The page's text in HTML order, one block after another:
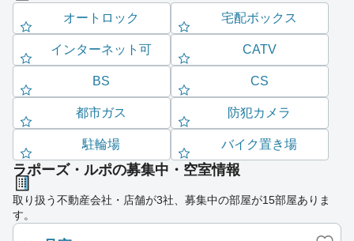
オートロック 宅配ボックス
インターネット可 CATV
BS CS
都市ガス 防犯カメラ
駐輪場 バイク置き場
ラポーズ・ルポの募集中・空室情報
取り扱う不動産会社・店舗が3社、募集中の部屋が15部屋ありま
す。